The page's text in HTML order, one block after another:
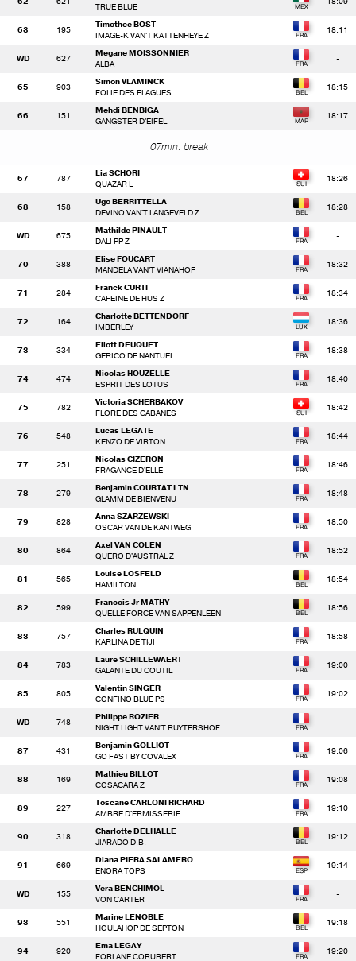
TRUE BLUE
63 195
Timothee BOST
IMAGE-K VAN'T KATTENHEYE Z
18:11
WD 627
Megane MOISSONNIER
ALBA
-
65 903
Simon VLAMINCK
FOLIE DES FLAGUES
18:15
66 151
Mehdi BENBIGA
GANGSTER D'EIFEL
18:17
07min. break
67 787
Lia SCHORI
QUAZAR L
18:26
68 158
Ugo BERRITTELLA
DEVINO VAN'T LANGEVELD Z
18:28
WD 675
Mathilde PINAULT
DALI PP Z
-
70 388
Elise FOUCART
MANDELA VAN'T VIANAHOF
18:32
71 284
Franck CURTI
CAFEINE DE HUS Z
18:34
72 164
Charlotte BETTENDORF
IMBERLEY
18:36
73 334
Eliott DEUQUET
GERICO DE NANTUEL
18:38
74 474
Nicolas HOUZELLE
ESPRIT DES LOTUS
18:40
75 782
Victoria SCHERBAKOV
FLORE DES CABANES
18:42
76 548
Lucas LEGATE
KENZO DE VIRTON
18:44
77 251
Nicolas CIZERON
FRAGANCE D'ELLE
18:46
78 279
Benjamin COURTAT LTN
GLAMM DE BIENVENU
18:48
79 828
Anna SZARZEWSKI
OSCAR VAN DE KANTWEG
18:50
80 864
Axel VAN COLEN
QUERO D'AUSTRAL Z
18:52
81 565
Louise LOSFELD
HAMILTON
18:54
82 599
Francois Jr MATHY
QUELLE FORCE VAN SAPPENLEEN
18:56
83 757
Charles RULQUIN
KARLINA DE TIJI
18:58
84 783
Laure SCHILLEWAERT
GALANTE DU COUTIL
19:00
85 805
Valentin SINGER
CONFINO BLUE PS
19:02
WD 748
Philippe ROZIER
NIGHT LIGHT VAN'T RUYTERSHOF
-
87 431
Benjamin GOLLIOT
GO FAST BY COVALEX
19:06
88 169
Mathieu BILLOT
COSACARA Z
19:08
89 227
Toscane CARLONI RICHARD
AMBRE D'ERMISSERIE
19:10
90 318
Charlotte DELHALLE
JIARADO D.B.
19:12
91 669
Diana PIERA SALAMERO
ENORA TOPS
19:14
WD 155
Vera BENCHIMOL
VON CARTER
-
93 551
Marine LENOBLE
HOULAHOP DE SEPTON
19:18
94 920
Ema LEGAY
FORLANE CORUBERT
19:20